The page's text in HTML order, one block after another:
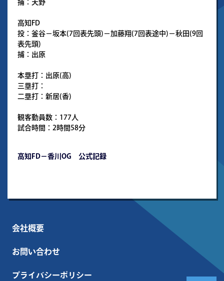
捕：天野
高知FD
投：釜谷－坂本(7回表先頭)－加藤翔(7回表途中)－秋田(9回
表先頭)
捕：出原
本塁打：出原(高)
三塁打：
二塁打：新居(香)
観客動員数：177人
試合時間：2時間58分
高知FD－香川OG 公式記録
会社概要
お問い合わせ
プライバシーポリシー